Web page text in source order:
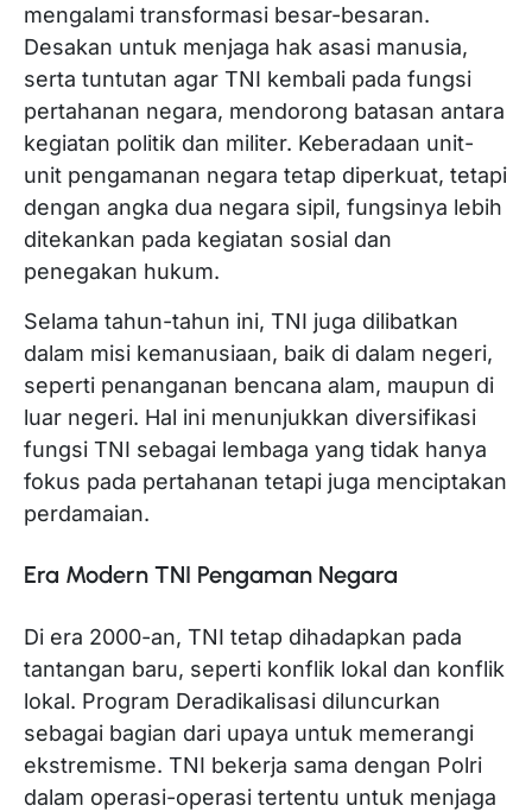
mengalami transformasi besar-besaran.
Desakan untuk menjaga hak asasi manusia,
serta tuntutan agar TNI kembali pada fungsi
pertahanan negara, mendorong batasan antara
kegiatan politik dan militer. Keberadaan unit-
unit pengamanan negara tetap diperkuat, tetapi
dengan angka dua negara sipil, fungsinya lebih
ditekankan pada kegiatan sosial dan
penegakan hukum.
Selama tahun-tahun ini, TNI juga dilibatkan
dalam misi kemanusiaan, baik di dalam negeri,
seperti penanganan bencana alam, maupun di
luar negeri. Hal ini menunjukkan diversifikasi
fungsi TNI sebagai lembaga yang tidak hanya
fokus pada pertahanan tetapi juga menciptakan
perdamaian.
Era Modern TNI Pengaman Negara
Di era 2000-an, TNI tetap dihadapkan pada
tantangan baru, seperti konflik lokal dan konflik
lokal. Program Deradikalisasi diluncurkan
sebagai bagian dari upaya untuk memerangi
ekstremisme. TNI bekerja sama dengan Polri
dalam operasi-operasi tertentu untuk menjaga